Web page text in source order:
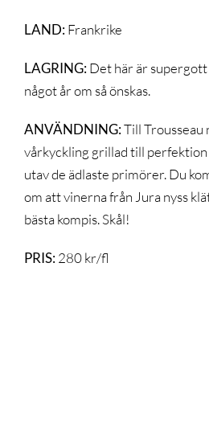
LAND:Frankrike
LAGRING:Det här är supergott
något år om så önskas.
ANVÄNDNING:Till Trousseau
vårkyckling grillad till perfektion
utav de ädlaste primörer. Du
om att vinerna från Jura nyss
bästa kompis. Skål!
PRIS:280 kr/fl